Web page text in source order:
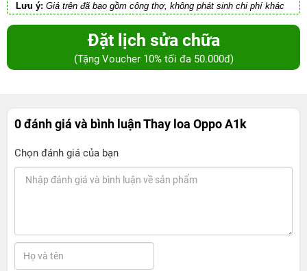
Lưu ý: Giá trên đã bao gồm công thợ, không phát sinh chi phí khác
Đặt lịch sửa chữa
(Tặng Voucher 10% tối đa 50.000đ)
0 đánh giá và bình luậnThay loa Oppo A1k
Chọn đánh giá của bạn